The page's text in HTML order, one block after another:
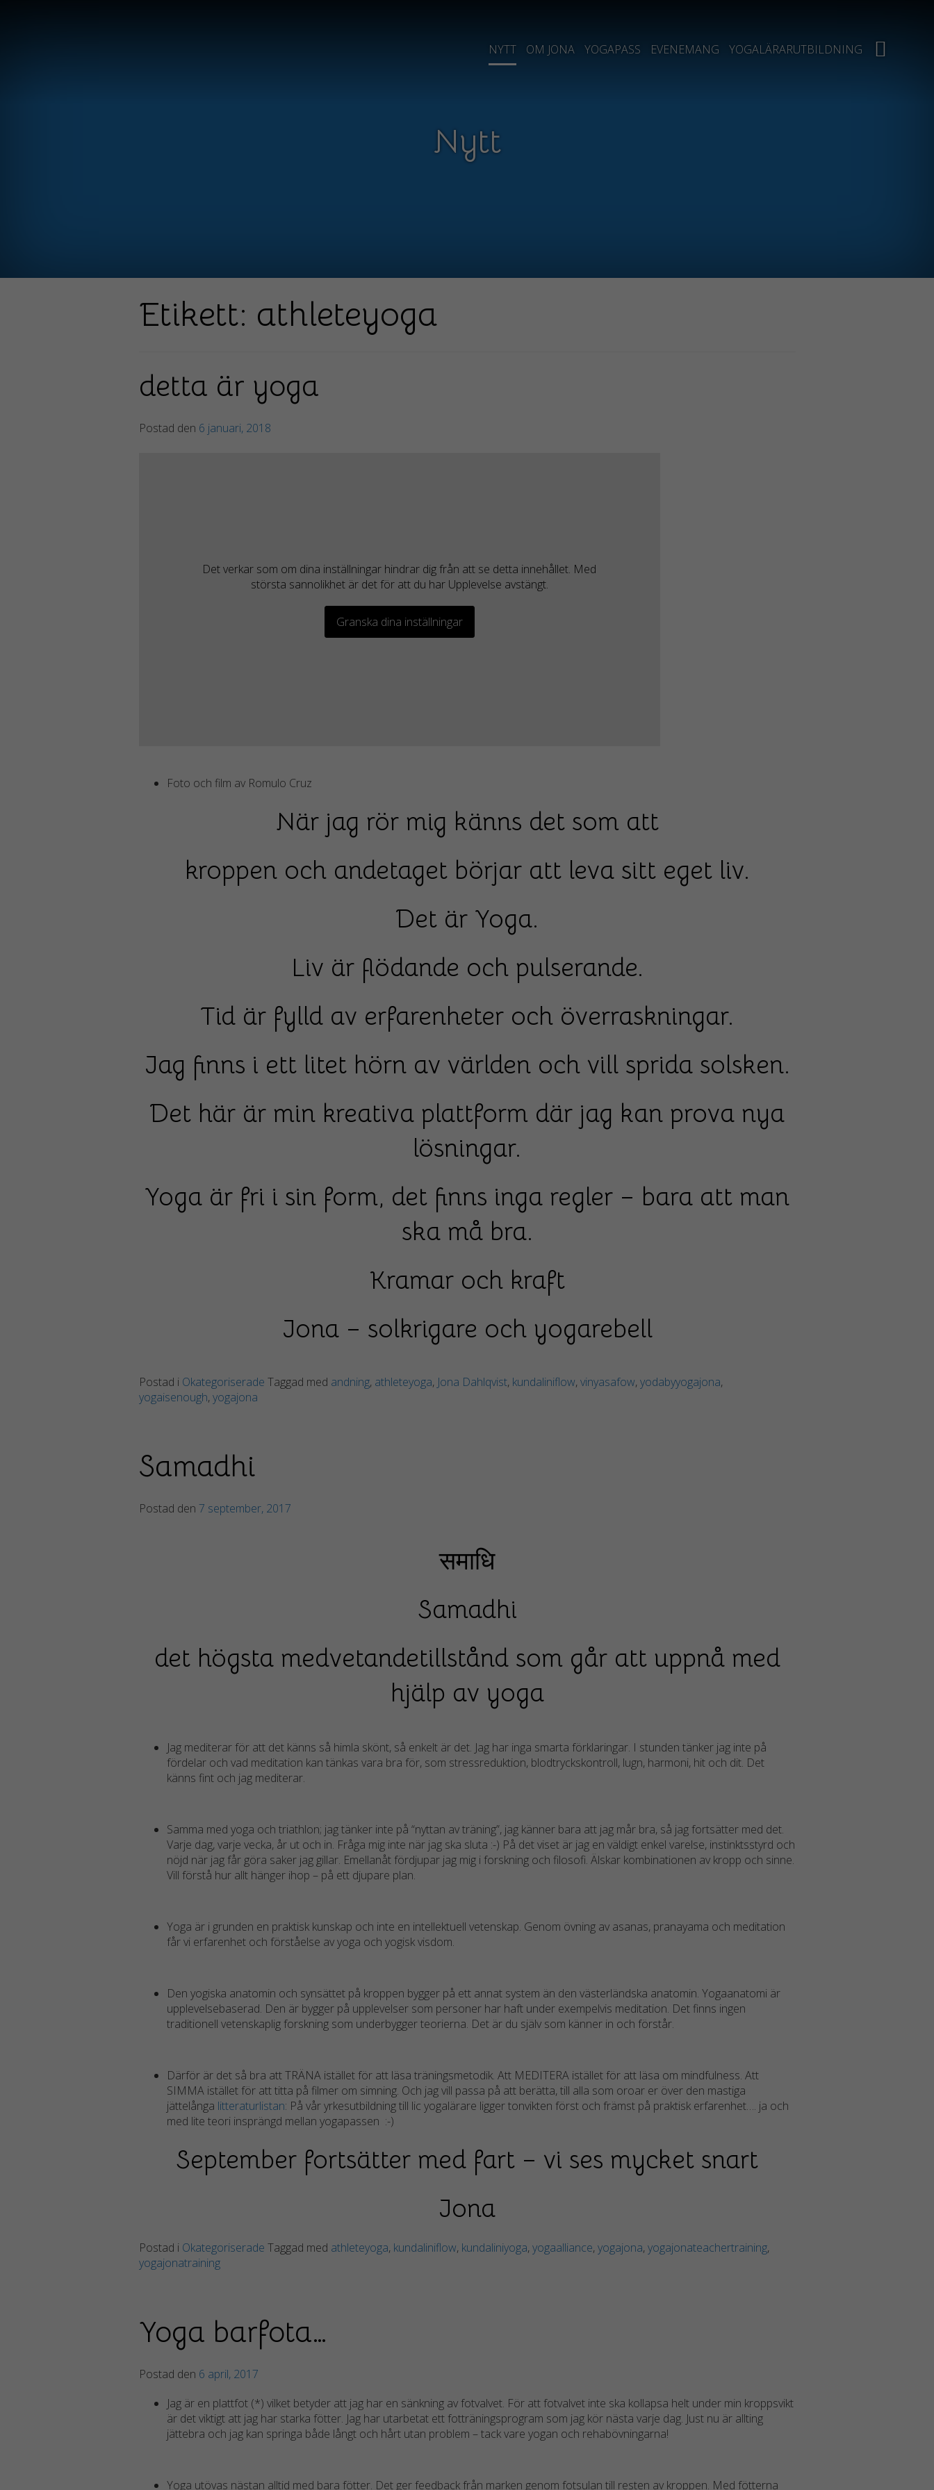
NYTT OM JONA YOGAPASS EVENEMANG YOGALÄRARUTBILDNING
Nytt
Etikett: athleteyoga
detta är yoga
Postad den 6 januari, 2018
Det verkar som om dina inställningar hindrar dig från att se detta innehållet. Med
största sannolikhet är det för att du har Upplevelse avstängt.
Granska dina inställningar
Foto och film av Romulo Cruz
När jag rör mig känns det som att
kroppen och andetaget börjar att leva sitt eget liv.
Det är Yoga.
Liv är flödande och pulserande.
Tid är fylld av erfarenheter och överraskningar.
Jag finns i ett litet hörn av världen och vill sprida solsken.
Det här är min kreativa plattform där jag kan prova nya
lösningar.
Yoga är fri i sin form, det finns inga regler – bara att man
ska må bra.
Kramar och kraft
Jona – solkrigare och yogarebell
Postad i Okategoriserade Taggad med andning, athleteyoga, Jona Dahlqvist, kundaliniflow,vinyasafow,yodabyyogajona,
yogaisenough,yogajona
Samadhi
Postad den 7 september, 2017
समाधि
Samadhi
det högsta medvetandetillstånd som går att uppnå med
hjälp av yoga
Jag mediterar för att det känns så himla skönt, så enkelt är det. Jag har inga smarta förklaringar. I stunden tänker jag inte på
fördelar och vad meditation kan tänkas vara bra för, som stressreduktion, blodtryckskontroll, lugn, harmoni, hit och dit. Det
känns fint och jag mediterar.
Samma med yoga och triathlon; jag tänker inte på “nyttan av träning”, jag känner bara att jag mår bra, så jag fortsätter med det.
Varje dag, varje vecka, år ut och in. Fråga mig inte när jag ska sluta :-) På det viset är jag en väldigt enkel varelse, instinktsstyrd och
nöjd när jag får göra saker jag gillar. Emellanåt fördjupar jag mig i forskning och filosofi. Älskar kombinationen av kropp och sinne.
Vill förstå hur allt hänger ihop – på ett djupare plan.
Yoga är i grunden en praktisk kunskap och inte en intellektuell vetenskap. Genom övning av asanas, pranayama och meditation
får vi erfarenhet och förståelse av yoga och yogisk visdom.
Den yogiska anatomin och synsättet på kroppen bygger på ett annat system än den västerländska anatomin. Yogaanatomi är
upplevelsebaserad. Den är bygger på upplevelser som personer har haft under exempelvis meditation. Det finns ingen
traditionell vetenskaplig forskning som underbygger teorierna. Det är du själv som känner in och förstår.
Därför är det så bra att TRÄNA istället för att läsa träningsmetodik. Att MEDITERA istället för att läsa om mindfulness. Att
SIMMA istället för att titta på filmer om simning. Och jag vill passa på att berätta, till alla som oroar er över den mastiga
jättelånga litteraturlistan: På vår yrkesutbildning till lic yogalärare ligger tonvikten först och främst på praktisk erfarenhet…. ja och
med lite teori insprängd mellan yogapassen :-)
September fortsätter med fart – vi ses mycket snart
Jona
Postad i Okategoriserade Taggad med athleteyoga, kundaliniflow, kundaliniyoga,yogaalliance,yogajona,yogajonateachertraining,
yogajonatraining
Yoga barfota…
Postad den 6 april, 2017
Jag är en plattfot (*) vilket betyder att jag har en sänkning av fotvalvet. För att fotvalvet inte ska kollapsa helt under min kroppsvikt
är det viktigt att jag har starka fötter. Jag har utarbetat ett fotträningsprogram som jag kör nästa varje dag. Just nu är allting
jättebra och jag kan springa både långt och hårt utan problem – tack vare yogan och rehabövningarna!
Yoga utövas nästan alltid med bara fötter. Det ger feedback från marken genom fotsulan till resten av kroppen. Med fötterna
Nödvändiga
för att
hemsidan
över huvud
förbättra
hemsidans
funktionalitet
baserat på
hur
hemsidan
används.
Upplevelse
prestera så
möjligt
under ditt
Marknadsföring